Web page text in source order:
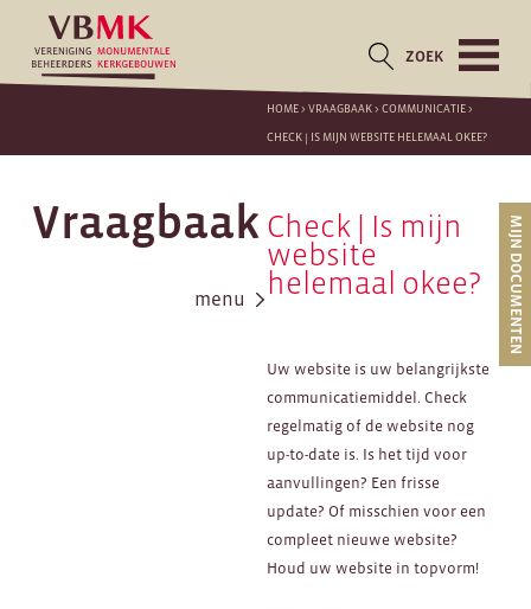
ZOEK
HOME>VRAAGBAAK>COMMUNICATIE>
CHECK | IS MIJN WEBSITE HELEMAAL OKEE?
Vraagbaak
menu MIJN DOCUMENTEN
Check | Is mijn
website
helemaal okee?
Uw website is uw belangrijkste
communicatiemiddel. Check
regelmatig of de website nog
up-to-date is. Is het tijd voor
aanvullingen? Een frisse
update? Of misschien voor een
compleet nieuwe website?
Houd uw website in topvorm!